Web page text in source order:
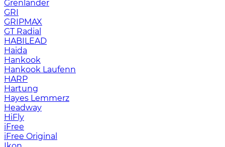
Grenlander
GRI
GRIPMAX
GT Radial
HABILEAD
Haida
Hankook
Hankook Laufenn
HARP
Hartung
Hayes Lemmerz
Headway
HiFly
iFree
iFree Original